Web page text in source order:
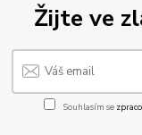
Žijte ve
Souhlasím se